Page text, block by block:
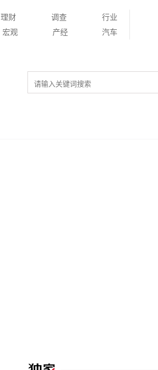
理财 调查
行业
宏观 产经 汽车